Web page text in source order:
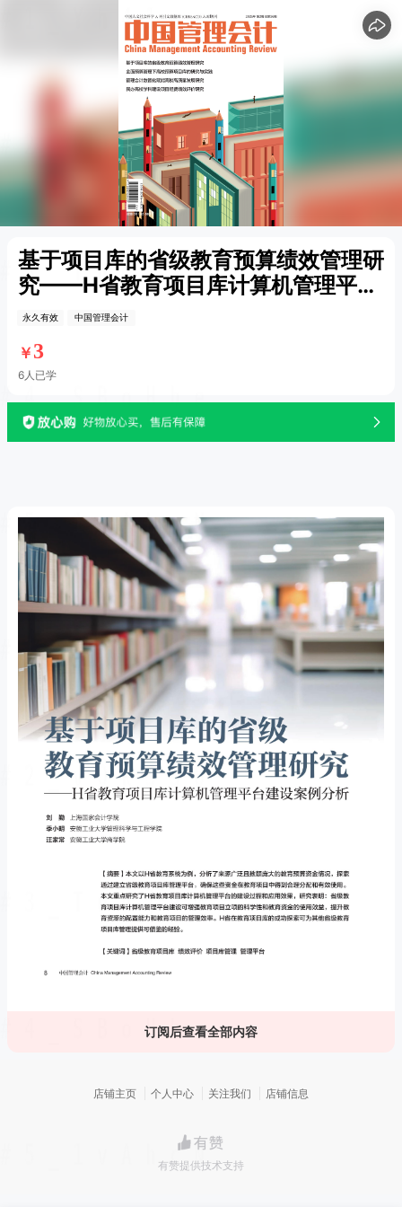
基于项目库的省级教育预算绩效管理研
究——H省教育项目库计算机管理平台
建设案例分析
永久有效 中国管理会计
￥ 3
6人已学
订阅后查看全部内容
店铺主页 个人中心 关注我们 店铺信息
有赞提供技术支持